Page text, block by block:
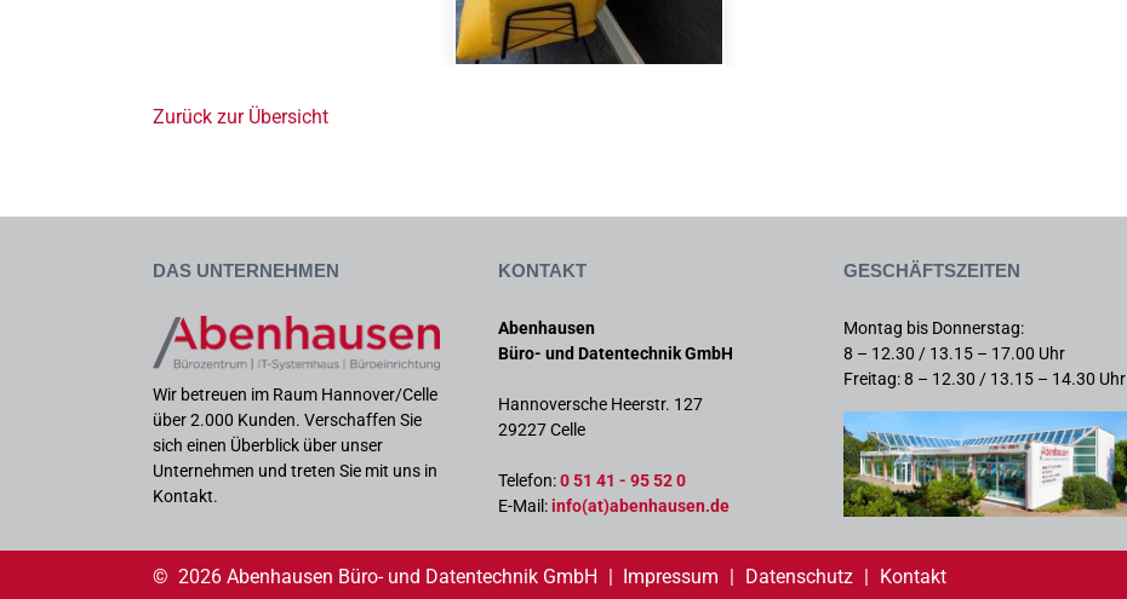
Zurück zur Übersicht
Das Unternehmen
Wir betreuen im Raum Hannover/Celle
über 2.000 Kunden. Verschaffen Sie
sich einen Überblick über unser
Unternehmen und treten Sie mit uns in
Kontakt.
Kontakt
Abenhausen
Büro- und Datentechnik GmbH
Hannoversche Heerstr. 127
29227 Celle
Telefon:0 51 41 - 95 52 0
E-Mail:info(at)abenhausen.de
Geschäftszeiten
Montag bis Donnerstag:
8 – 12.30 / 13.15 – 17.00 Uhr
Freitag: 8 – 12.30 / 13.15 – 14.30 Uhr
© 2026 Abenhausen Büro- und Datentechnik GmbH | Impressum | Datenschutz | Kontakt